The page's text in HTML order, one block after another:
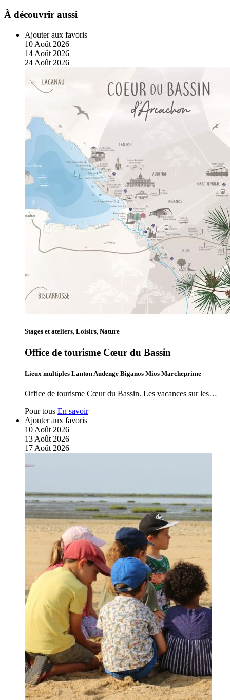
À découvrir aussi
Ajouter aux favoris
10 Août 2026
14 Août 2026
24 Août 2026
Stages et ateliers, Loisirs, Nature
Office de tourisme Cœur du Bassin
Lieux multiples Lanton Audenge Biganos Mios Marcheprime
Office de tourisme Cœur du Bassin. Les vacances sur les…
Pour tous En savoir
Ajouter aux favoris
10Août 2026
13Août 2026
17Août 2026